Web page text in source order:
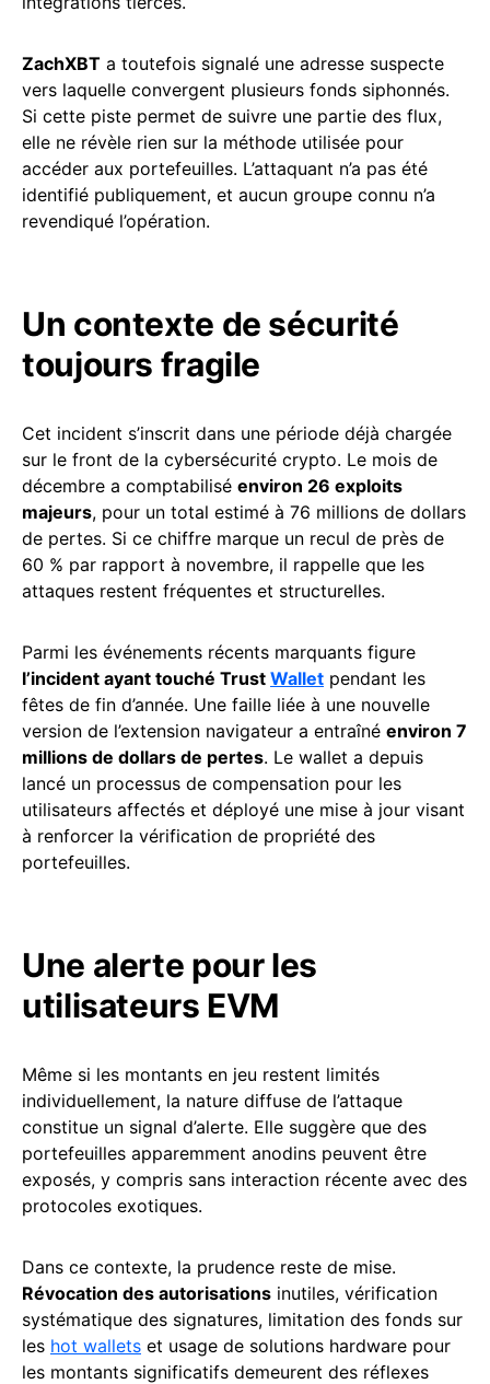
ZachXBT a toutefois signalé une adresse suspecte
vers laquelle convergent plusieurs fonds siphonnés.
Si cette piste permet de suivre une partie des flux,
elle ne révèle rien sur la méthode utilisée pour
accéder aux portefeuilles. L’attaquant n’a pas été
identifié publiquement, et aucun groupe connu n’a
revendiqué l’opération.
Un contexte de sécurité
toujours fragile
Cet incident s’inscrit dans une période déjà chargée
sur le front de la cybersécurité crypto. Le mois de
décembre a comptabilisé environ 26 exploits
majeurs, pour un total estimé à 76 millions de dollars
de pertes. Si ce chiffre marque un recul de près de
60 % par rapport à novembre, il rappelle que les
attaques restent fréquentes et structurelles.
Parmi les événements récents marquants figure
l’incident ayant touché Trust Wallet pendant les
fêtes de fin d’année. Une faille liée à une nouvelle
version de l’extension navigateur a entraîné environ 7
millions de dollars de pertes. Le wallet a depuis
lancé un processus de compensation pour les
utilisateurs affectés et déployé une mise à jour visant
à renforcer la vérification de propriété des
portefeuilles.
Une alerte pour les
utilisateurs EVM
Même si les montants en jeu restent limités
individuellement, la nature diffuse de l’attaque
constitue un signal d’alerte. Elle suggère que des
portefeuilles apparemment anodins peuvent être
exposés, y compris sans interaction récente avec des
protocoles exotiques.
Dans ce contexte, la prudence reste de mise.
Révocation des autorisations inutiles, vérification
systématique des signatures, limitation des fonds sur
les hot wallets et usage de solutions hardware pour
les montants significatifs demeurent des réflexes